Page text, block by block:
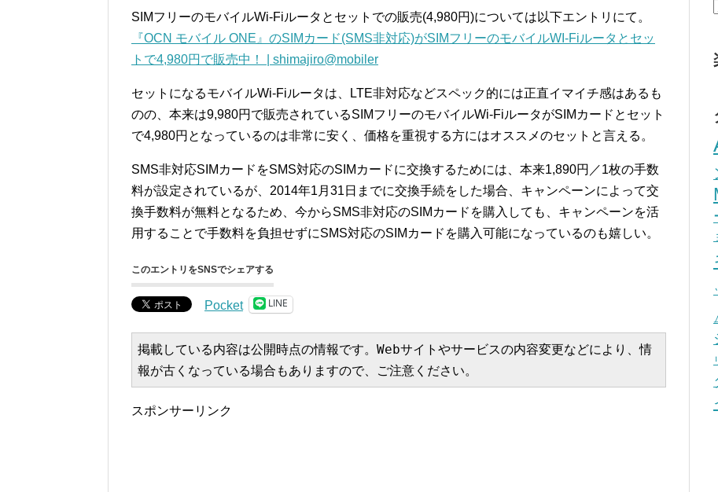
SIMフリーのモバイルWi-Fiルータとセットでの販売(4,980円)については以下エントリにて。
『OCN モバイル ONE』のSIMカード(SMS非対応)がSIMフリーのモバイルWI-Fiルータとセッ
トで4,980円で販売中！ | shimajiro@mobiler
セットになるモバイルWi-Fiルータは、LTE非対応などスペック的には正直イマイチ感はあるも
のの、本来は9,980円で販売されているSIMフリーのモバイルWi-FiルータがSIMカードとセット
で4,980円となっているのは非常に安く、価格を重視する方にはオススメのセットと言える。
SMS非対応SIMカードをSMS対応のSIMカードに交換するためには、本来1,890円／1枚の手数
料が設定されているが、2014年1月31日までに交換手続をした場合、キャンペーンによって交
換手数料が無料となるため、今からSMS非対応のSIMカードを購入しても、キャンペーンを活
用することで手数料を負担せずにSMS対応のSIMカードを購入可能になっているのも嬉しい。
このエントリをSNSでシェアする
Pocket LINE
掲載している内容は公開時点の情報です。Webサイトやサービスの内容変更などにより、情
報が古くなっている場合もありますので、ご注意ください。
スポンサーリンク